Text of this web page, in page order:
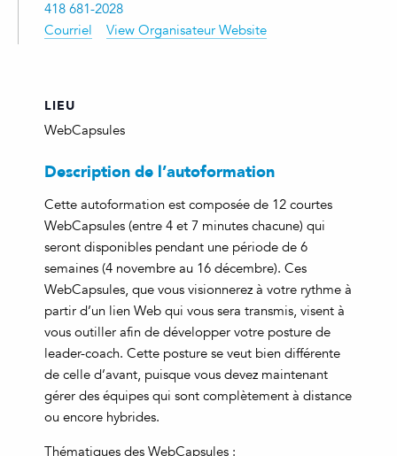
418 681-2028
Courriel
View Organisateur Website
LIEU
WebCapsules
Description de l’autoformation
Cette autoformation est composée de 12 courtes
WebCapsules (entre 4 et 7 minutes chacune) qui
seront disponibles pendant une période de 6
semaines (4 novembre au 16 décembre). Ces
WebCapsules, que vous visionnerez à votre rythme à
partir d’un lien Web qui vous sera transmis, visent à
vous outiller afin de développer votre posture de
leader-coach. Cette posture se veut bien différente
de celle d’avant, puisque vous devez maintenant
gérer des équipes qui sont complètement à distance
ou encore hybrides.
Thématiques des WebCapsules :